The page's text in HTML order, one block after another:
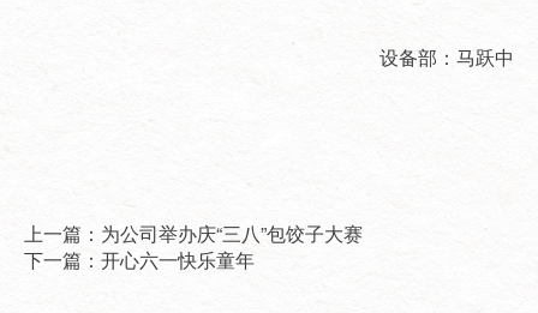
设备部：马跃中
上一篇：为公司举办庆“三八”包饺子大赛
下一篇：开心六一快乐童年